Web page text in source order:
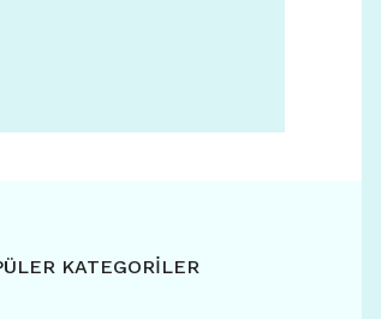
KATEGORİLER